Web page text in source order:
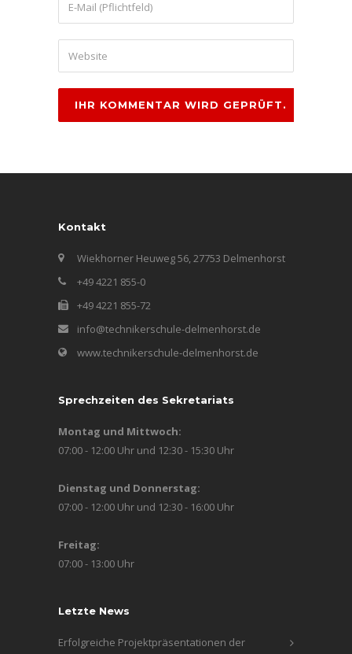
Kontakt
Wiekhorner Heuweg 56, 27753 Delmenhorst
+49 4221 855-0
+49 4221 855-72
info@technikerschule-delmenhorst.de
www.technikerschule-delmenhorst.de
Sprechzeiten des Sekretariats
Montag und Mittwoch:
07:00 - 12:00 Uhr und 12:30 - 15:30 Uhr
Dienstag und Donnerstag:
07:00 - 12:00 Uhr und 12:30 - 16:00 Uhr
Freitag:
07:00 - 13:00 Uhr
Letzte News
Erfolgreiche Projektpräsentationen der